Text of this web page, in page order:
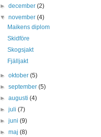
►december(2)
▼november(4)
Maikens diplom
Skidföre
Skogsjakt
Fjälljakt
►oktober(5)
►september(5)
►augusti(4)
►juli(7)
►juni(9)
►maj(8)